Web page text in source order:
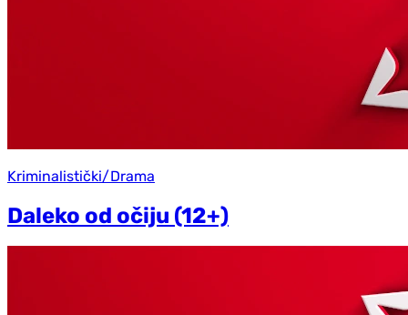
Kriminalistički/Drama
Daleko od očiju (12+)